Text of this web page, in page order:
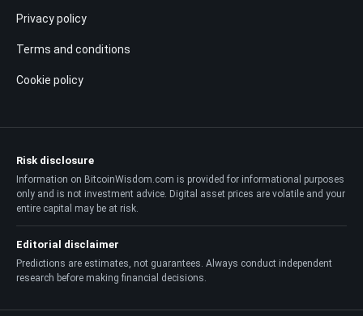
Privacy policy
Terms and conditions
Cookie policy
Risk disclosure
Information on BitcoinWisdom.com is provided for informational purposes
only and is not investment advice. Digital asset prices are volatile and your
entire capital may be at risk.
Editorial disclaimer
Predictions are estimates, not guarantees. Always conduct independent
research before making financial decisions.